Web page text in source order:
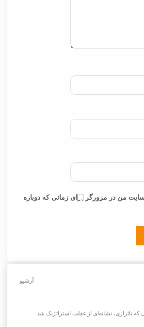
من در مرورگر برای زمانی که دوباره
آرشیو
که ناترازی، نشانه‌ای از غفلت استراتژیک شد